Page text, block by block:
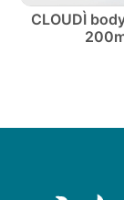
CLOUDÌ